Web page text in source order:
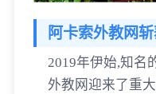
阿卡索外教网
2019年伊始,知名
外教网迎来了重